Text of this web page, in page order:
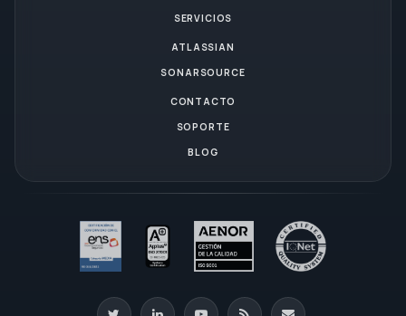
SERVICIOS
ATLASSIAN
SONARSOURCE
CONTACTO
SOPORTE
BLOG